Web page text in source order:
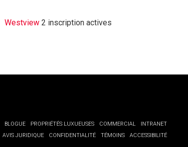
Westview 2 inscription actives
BLOGUE PROPRIÉTÉS LUXUEUSES COMMERCIAL
INTRANET
AVIS JURIDIQUE
CONFIDENTIALITÉ TÉMOINS ACCESSIBILITÉ